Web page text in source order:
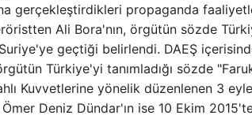
gerçekleştirdikleri propaganda
Ali Bora'nın, örgütün sözde
geçtiği belirlendi. DAEŞ
Türkiye'yi tanımladığı sözde
Kuvvetlerine yönelik düzenlenen 3
Deniz Dündar'ın ise 10 Ekim